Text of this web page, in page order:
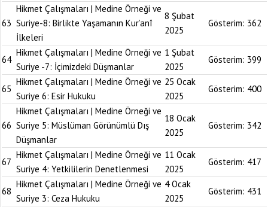
63
Hikmet Çalışmaları | Medine Örneği ve
Suriye-8: Birlikte Yaşamanın Kur’anî
İlkeleri
8 Şubat
2025
Gösterim: 362
64
Hikmet Çalışmaları | Medine Örneği ve
Suriye -7: İçimizdeki Düşmanlar
1 Şubat
2025
Gösterim: 399
65
Hikmet Çalışmaları | Medine Örneği ve
Suriye 6: Esir Hukuku
25 Ocak
2025
Gösterim: 400
66
Hikmet Çalışmaları | Medine Örneği ve
Suriye 5: Müslüman Görünümlü Dış
Düşmanlar
18 Ocak
2025
Gösterim: 342
67
Hikmet Çalışmaları | Medine Örneği ve
Suriye 4: Yetkililerin Denetlenmesi
11 Ocak
2025
Gösterim: 417
68
Hikmet Çalışmaları | Medine Örneği ve
Suriye 3: Ceza Hukuku
4 Ocak
2025
Gösterim: 431